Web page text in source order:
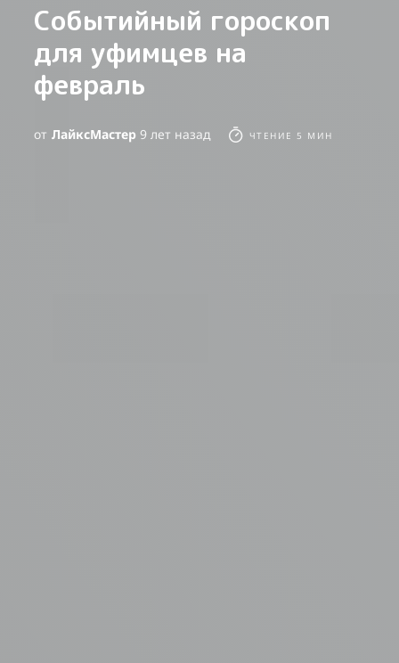
Событийный гороскоп
для уфимцев на
февраль
от ЛайкcМастер 9 лет назад ЧТЕНИЕ 5 МИН